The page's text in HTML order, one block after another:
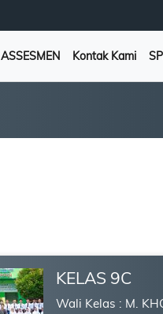
ASSESMEN Kontak Kami
KELAS 9C
Wali Kelas : M.